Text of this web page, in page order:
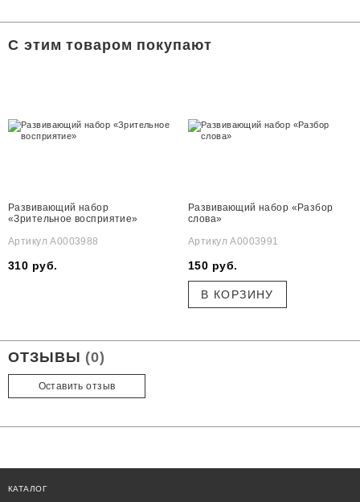
С этим товаром покупают
Развивающий набор
«Зрительное восприятие»
Артикул А0003988
310 руб.
Развивающий набор «Разбор
слова»
Артикул А0003991
150 руб.
В КОРЗИНУ
ОТЗЫВЫ (0)
Оставить отзыв
КАТАЛОГ